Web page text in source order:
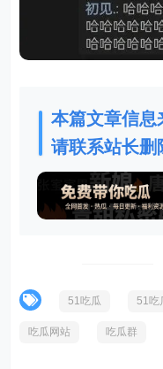
本篇文章信息
请联系站长删
51吃瓜 51吃
吃瓜网站 吃瓜群